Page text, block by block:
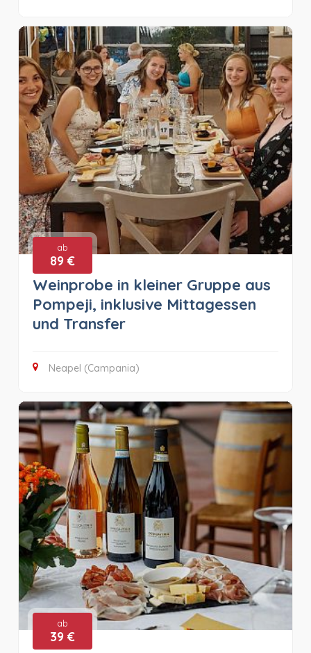
ab
89 €
Weinprobe in kleiner Gruppe aus
Pompeji, inklusive Mittagessen
und Transfer
Neapel (Campania)
ab
39 €